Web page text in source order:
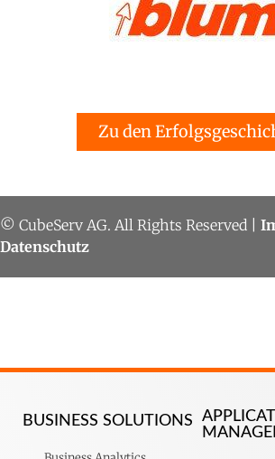
Zu den
© CubeServ AG. All Rights Reserved |
Datenschutz
BUSINESS SOLUTIONS